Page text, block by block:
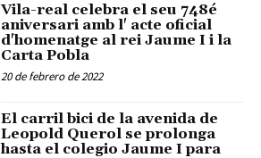
Vila-real celebra el seu 748é
aniversari amb l' acte oficial
d'homenatge al rei Jaume I i la
Carta Pobla
20 de febrero de 2022
El carril bici de la avenida de
Leopold Querol se prolonga
hasta el colegio Jaume I para